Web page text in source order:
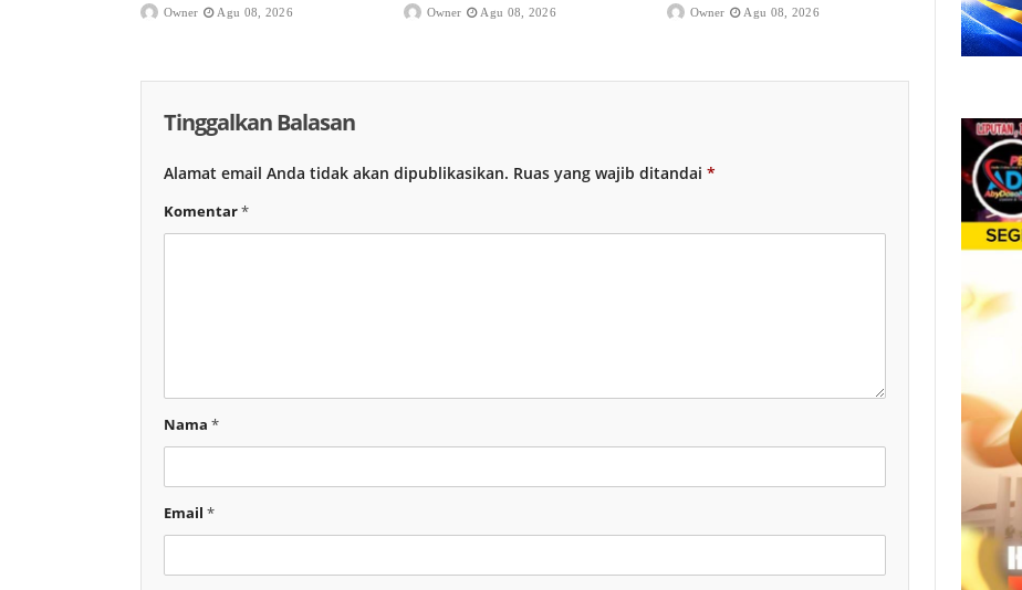
Owner Agu 08, 2026 Owner Agu 08, 2026 Owner Agu 08, 2026
Tinggalkan Balasan
Alamat email Anda tidak akan dipublikasikan. Ruas yang wajib ditandai *
Komentar*
Nama *
Email *